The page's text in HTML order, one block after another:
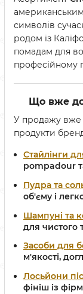
символів
родом із
помадам для
професійному
Що вже
У продажу вже
продукти
Стайлінги
pompadour
Пудра та
об'єму і
Шампуні та
для чистого
Засоби для
м'якості,
Лосьйони
фініш із